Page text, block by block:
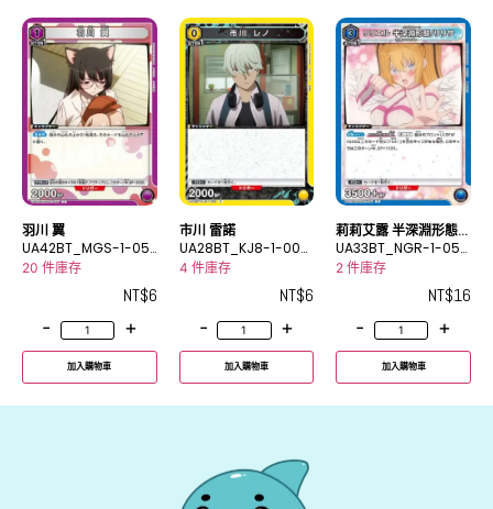
羽川 翼
UA42BT_MGS-1-05
5C
20 件庫存
NT$6
-
+
加入購物車
市川 雷諾
UA28BT_KJ8-1-009
C
4 件庫存
NT$6
-
+
加入購物車
莉莉艾露 半深淵形態/
理理沙
UA33BT_NGR-1-050
R
2 件庫存
NT$16
-
+
加入購物車